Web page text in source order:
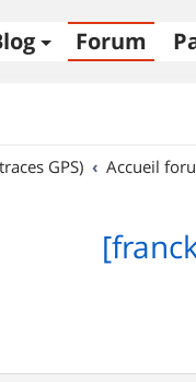
Forum
GPS)
Accueil